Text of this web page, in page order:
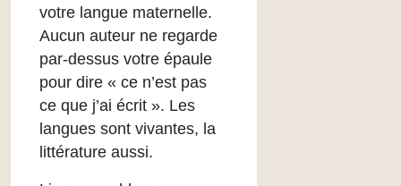
votre langue maternelle.
Aucun auteur ne regarde
par-dessus votre épaule
pour dire « ce n’est pas
ce que j’ai écrit ». Les
langues sont vivantes, la
littérature aussi.